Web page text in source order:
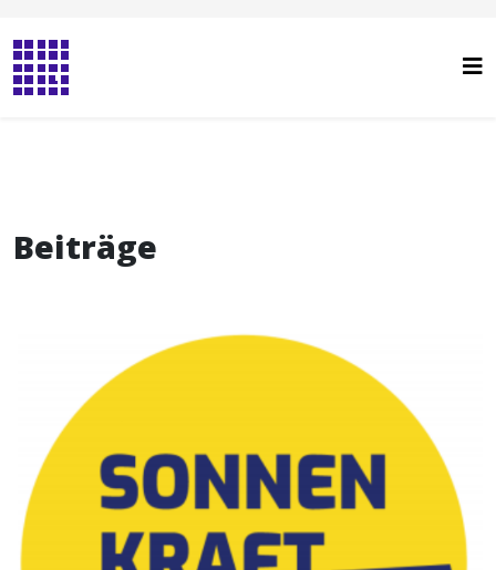
Beiträge